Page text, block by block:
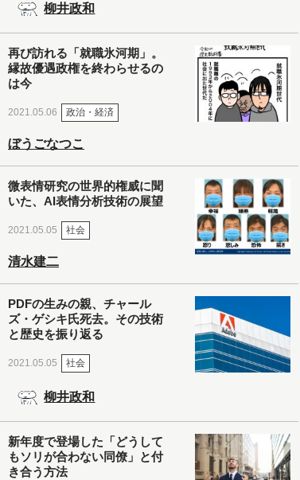
柳井政和
再び訪れる「就職氷河期」。
縁故優遇政権を終わらせるの
は今
2021.05.06 政治・経済
ぼうごなつこ
微表情研究の世界的権威に聞
いた、AI表情分析技術の展望
2021.05.05 社会
清水建二
PDFの生みの親、チャール
ズ・ゲシキ氏死去。その技術
と歴史を振り返る
2021.05.05 社会
柳井政和
新年度で登場した「どうして
もソリが合わない同僚」と付
き合う方法